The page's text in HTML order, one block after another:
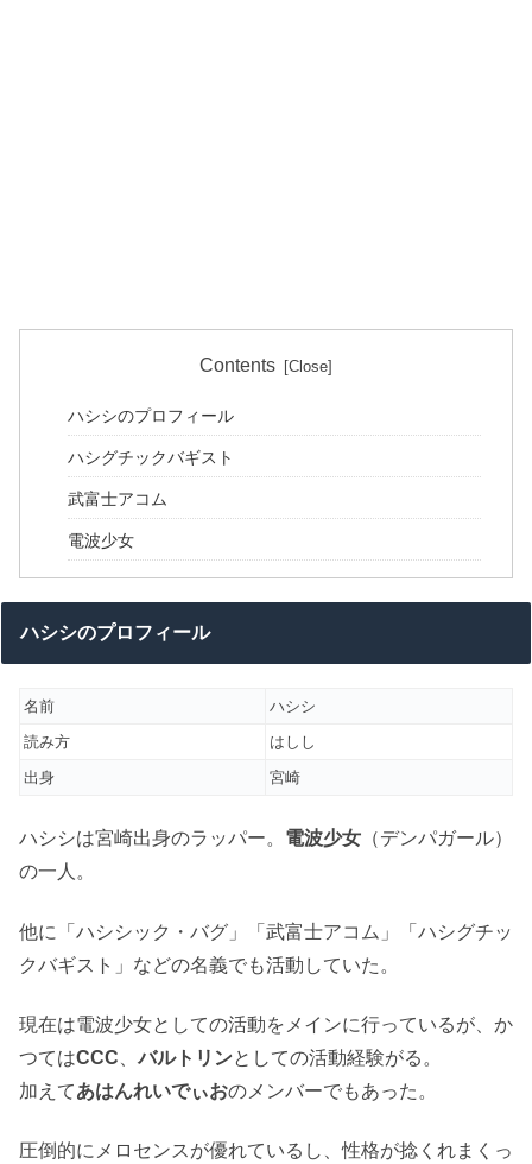
Contents
ハシシのプロフィール
ハシグチックバギスト
武富士アコム
電波少女
ハシシのプロフィール
名前
ハシシ
読み方
はしし
出身
宮崎
ハシシは宮崎出身のラッパー。 電波少女 （デンパガール）
の一人。
他に「ハシシック・バグ」「武富士アコム」「ハシグチッ
クバギスト」などの名義でも活動していた。
現在は電波少女としての活動をメインに行っているが、か
つてはCCC 、バルトリンとしての活動経験がる。
加えてあはんれいでぃおのメンバーでもあった。
圧倒的にメロセンスが優れているし、性格が捻くれまくっ